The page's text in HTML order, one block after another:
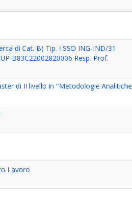
di Cat. B) Tip. I SSD ING-IND/31
B83C22002820006 Resp. Prof.
di II livello in "Metodologie Analitiche
Lavoro